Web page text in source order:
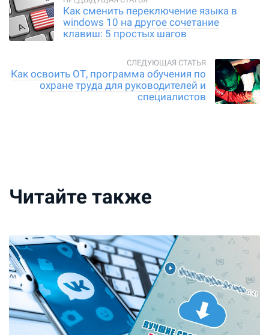
Как сменить переключение языка в
windows 10 на другое сочетание
клавиш: 5 простых шагов
Как освоить ОТ, программа обучения по
охране труда для руководителей и
специалистов
Читайте также